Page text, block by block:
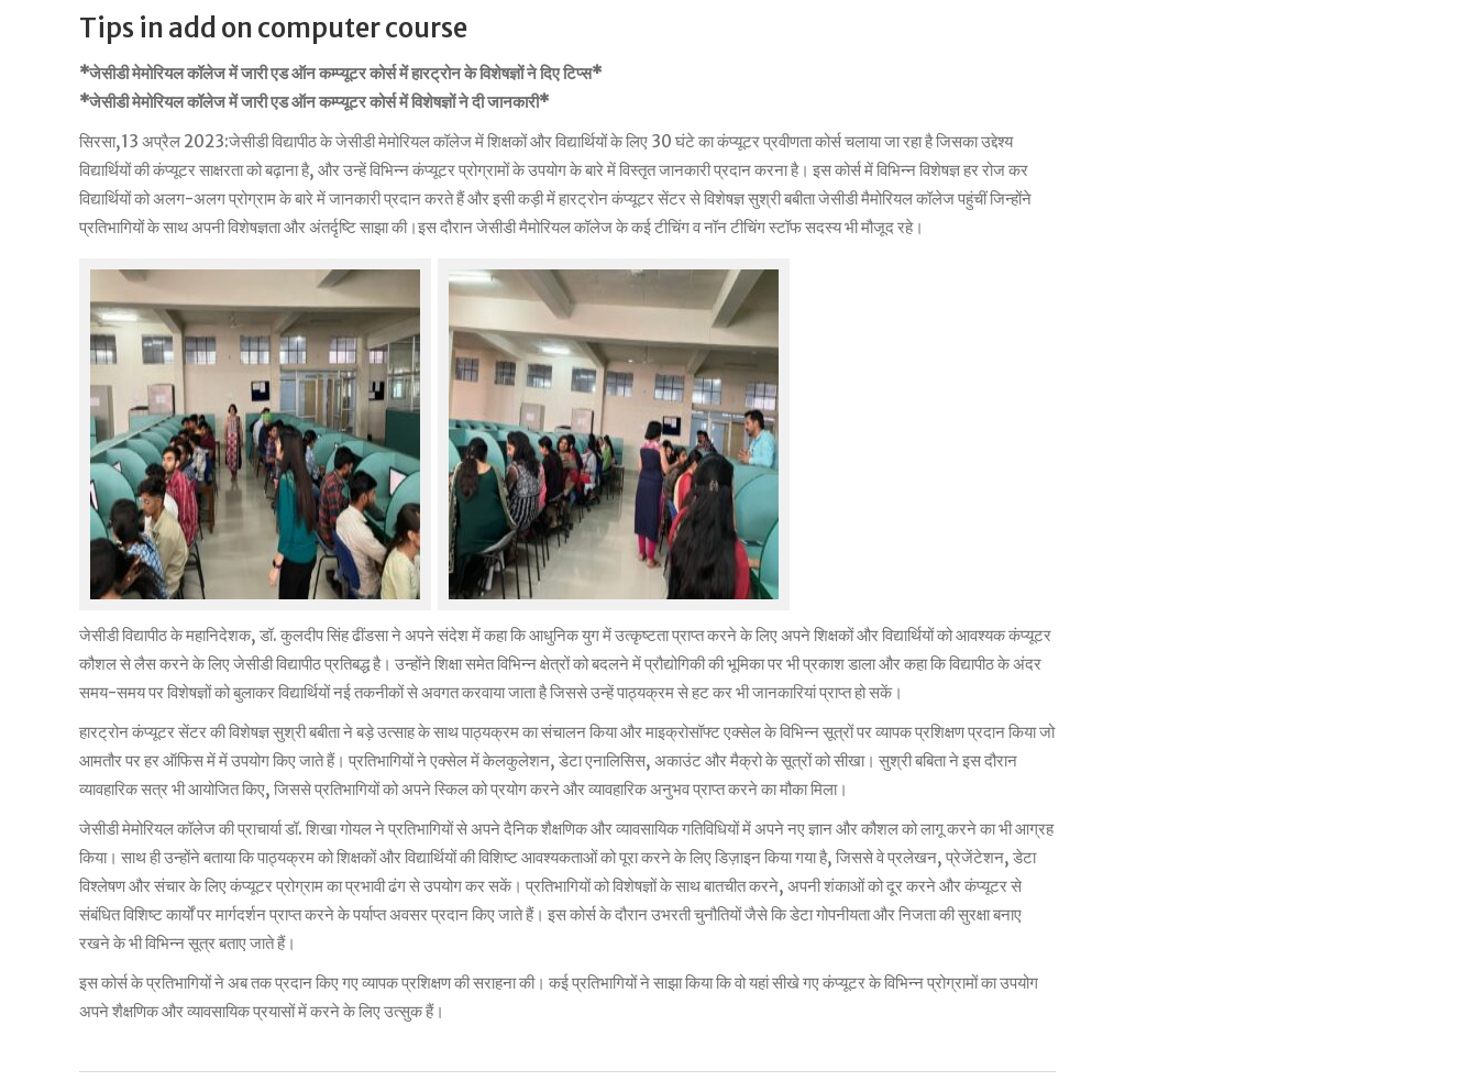
Tips in add on computer course
*जेसीडी मेमोरियल कॉलेज में जारी एड ऑन कम्प्यूटर कोर्स में हारट्रोन के विशेषज्ञों ने दिए टिप्स*
*जेसीडी मेमोरियल कॉलेज में जारी एड ऑन कम्प्यूटर कोर्स में विशेषज्ञों ने दी जानकारी*
सिरसा,13 अप्रैल 2023:जेसीडी विद्यापीठ के जेसीडी मेमोरियल कॉलेज में शिक्षकों और विद्यार्थियों के लिए 30 घंटे का कंप्यूटर प्रवीणता कोर्स चलाया जा रहा है जिसका उद्देश्य
विद्यार्थियों की कंप्यूटर साक्षरता को बढ़ाना है, और उन्हें विभिन्न कंप्यूटर प्रोग्रामों के उपयोग के बारे में विस्तृत जानकारी प्रदान करना है। इस कोर्स में विभिन्न विशेषज्ञ हर रोज कर
विद्यार्थियों को अलग-अलग प्रोग्राम के बारे में जानकारी प्रदान करते हैं और इसी कड़ी में हारट्रोन कंप्यूटर सेंटर से विशेषज्ञ सुश्री बबीता जेसीडी मैमोरियल कॉलेज पहुंचीं जिन्होंने
प्रतिभागियों के साथ अपनी विशेषज्ञता और अंतर्दृष्टि साझा की।इस दौरान जेसीडी मैमोरियल कॉलेज के कई टीचिंग व नॉन टीचिंग स्टॉफ सदस्य भी मौजूद रहे।
जेसीडी विद्यापीठ के महानिदेशक, डॉ. कुलदीप सिंह ढींडसा ने अपने संदेश में कहा कि आधुनिक युग में उत्कृष्टता प्राप्त करने के लिए अपने शिक्षकों और विद्यार्थियों को आवश्यक कंप्यूटर
कौशल से लैस करने के लिए जेसीडी विद्यापीठ प्रतिबद्ध है। उन्होंने शिक्षा समेत विभिन्न क्षेत्रों को बदलने में प्रौद्योगिकी की भूमिका पर भी प्रकाश डाला और कहा कि विद्यापीठ के अंदर
समय-समय पर विशेषज्ञों को बुलाकर विद्यार्थियों नई तकनीकों से अवगत करवाया जाता है जिससे उन्हें पाठ्यक्रम से हट कर भी जानकारियां प्राप्त हो सकें।
हारट्रोन कंप्यूटर सेंटर की विशेषज्ञ सुश्री बबीता ने बड़े उत्साह के साथ पाठ्यक्रम का संचालन किया और माइक्रोसॉफ्ट एक्सेल के विभिन्न सूत्रों पर व्यापक प्रशिक्षण प्रदान किया जो
आमतौर पर हर ऑफिस में में उपयोग किए जाते हैं। प्रतिभागियों ने एक्सेल में केलकुलेशन, डेटा एनालिसिस, अकाउंट और मैक्रो के सूत्रों को सीखा। सुश्री बबिता ने इस दौरान
व्यावहारिक सत्र भी आयोजित किए, जिससे प्रतिभागियों को अपने स्किल को प्रयोग करने और व्यावहारिक अनुभव प्राप्त करने का मौका मिला।
जेसीडी मेमोरियल कॉलेज की प्राचार्या डॉ. शिखा गोयल ने प्रतिभागियों से अपने दैनिक शैक्षणिक और व्यावसायिक गतिविधियों में अपने नए ज्ञान और कौशल को लागू करने का भी आग्रह
किया। साथ ही उन्होंने बताया कि पाठ्यक्रम को शिक्षकों और विद्यार्थियों की विशिष्ट आवश्यकताओं को पूरा करने के लिए डिज़ाइन किया गया है, जिससे वे प्रलेखन, प्रेजेंटेशन, डेटा
विश्लेषण और संचार के लिए कंप्यूटर प्रोग्राम का प्रभावी ढंग से उपयोग कर सकें। प्रतिभागियों को विशेषज्ञों के साथ बातचीत करने, अपनी शंकाओं को दूर करने और कंप्यूटर से
संबंधित विशिष्ट कार्यों पर मार्गदर्शन प्राप्त करने के पर्याप्त अवसर प्रदान किए जाते हैं। इस कोर्स के दौरान उभरती चुनौतियों जैसे कि डेटा गोपनीयता और निजता की सुरक्षा बनाए
रखने के भी विभिन्न सूत्र बताए जाते हैं।
इस कोर्स के प्रतिभागियों ने अब तक प्रदान किए गए व्यापक प्रशिक्षण की सराहना की। कई प्रतिभागियों ने साझा किया कि वो यहां सीखे गए कंप्यूटर के विभिन्न प्रोग्रामों का उपयोग
अपने शैक्षणिक और व्यावसायिक प्रयासों में करने के लिए उत्सुक हैं।